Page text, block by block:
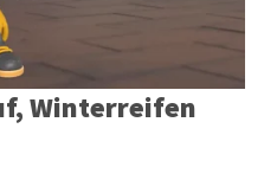
Winterreifen